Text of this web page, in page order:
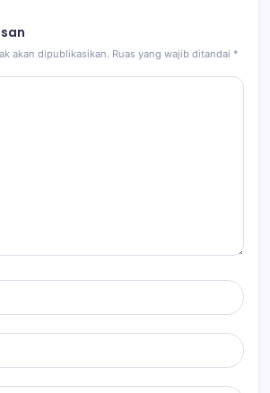
akan dipublikasikan. Ruas yang wajib ditandai *